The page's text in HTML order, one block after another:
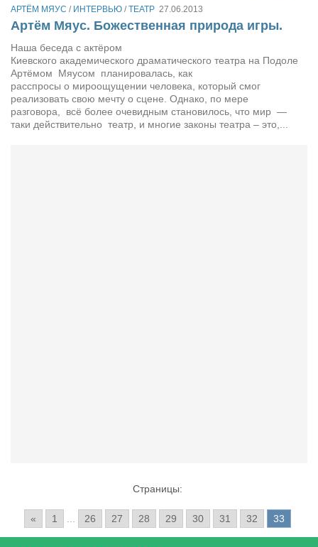
АРТЁМ МЯУС / ИНТЕРВЬЮ /ТЕАТР 27.06.2013
Артём Мяус. Божественная природа игры.
Наша беседа с актёром
Киевского академического драматического театра на Подоле
Артёмом Мяусом планировалась, как
расспросы о мироощущении человека, который смог
реализовать свою мечту о сцене. Однако, по мере
разговора, всё более очевидным становилось, что мир —
таки действительно театр, и многие законы театра – это,...
Страницы:
« 1 26 27 28 29 30 31 32 33